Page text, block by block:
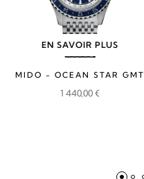
EN SAVOIR PLUS
MIDO - OCEAN STAR GMT
1 440,00€